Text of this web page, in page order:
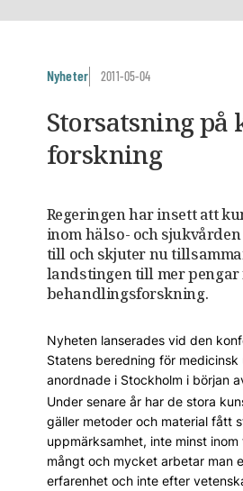
Nyheter 2011-05-04
Storsatsning
forskning
Regeringen har insett att
inom hälso- och
till och skjuter nu
landstingen till mer
behandlingsforskning.
Nyheten lanserades vid den
Statens beredning för medicinsk
anordnade i Stockholm i början
Under senare år har de stora
gäller metoder och material fått
uppmärksamhet, inte minst
mångt och mycket arbetar man
erfarenhet och inte efter